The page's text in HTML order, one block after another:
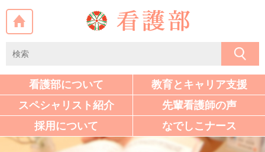
看護部について 教育と キャリア支援
スペシャ リスト 紹介
先輩看護師の声
採用について
なでしこナース